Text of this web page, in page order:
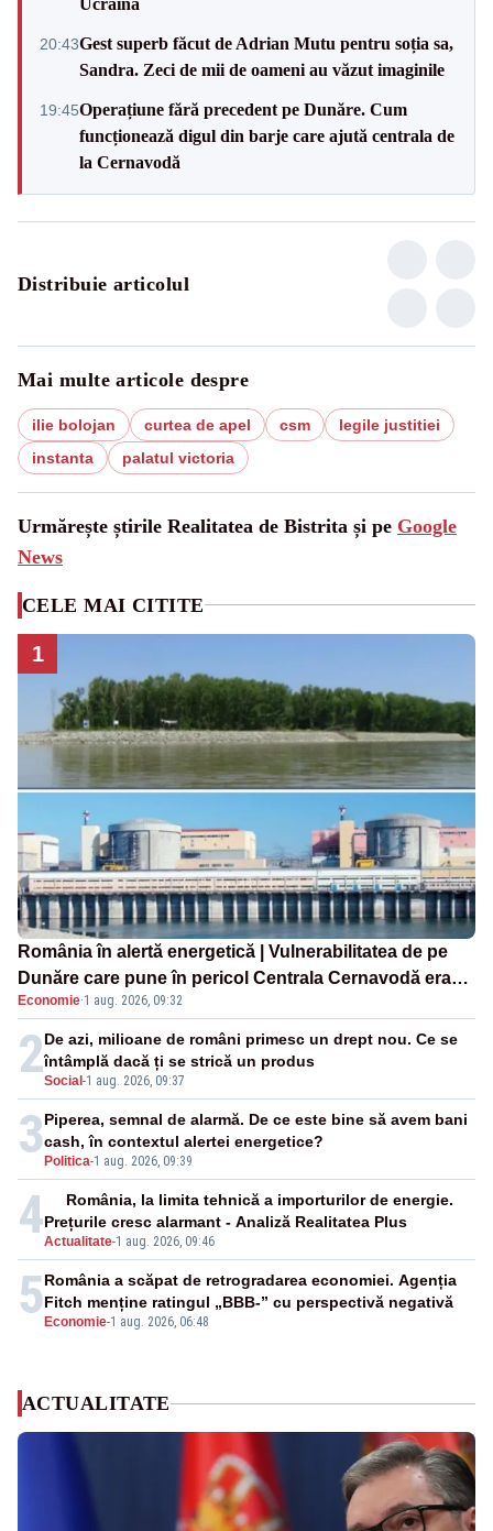
20:43Gest superb făcut de Adrian Mutu pentru soția sa,
Sandra. Zeci de mii de oameni au văzut imaginile
19:45Operațiune fără precedent pe Dunăre. Cum
funcționează digul din barje care ajută centrala de
la Cernavodă
Distribuie articolul
Mai multe articole despre
ilie bolojan curtea de apel csm
legile justitiei
instanta
palatul victoria
Urmărește știrile Realitatea de Bistrita și pe Google
News
CELE MAI CITITE
1
România în alertă energetică | Vulnerabilitatea de pe
Dunăre care pune în pericol Centrala Cernavodă era
cunoscută de pe vremea lui Ceaușescu
Economie·1 aug. 2026, 09:32
2Social -1 aug. 2026, 09:37
De azi, milioane de români primesc un drept nou. Ce se
întâmplă dacă ți se strică un produs
3 Politica-1 aug. 2026, 09:39
Piperea, semnal de alarmă. De ce este bine să avem bani
cash, în contextul alertei energetice?
4Actualitate-1 aug. 2026, 09:46
România, la limita tehnică a importurilor de energie.
Prețurile cresc alarmant - Analiză Realitatea Plus
5 Economie-1 aug. 2026, 06:48
România a scăpat de retrogradarea economiei. Agenția
Fitch menține ratingul „BBB-” cu perspectivă negativă
ACTUALITATE